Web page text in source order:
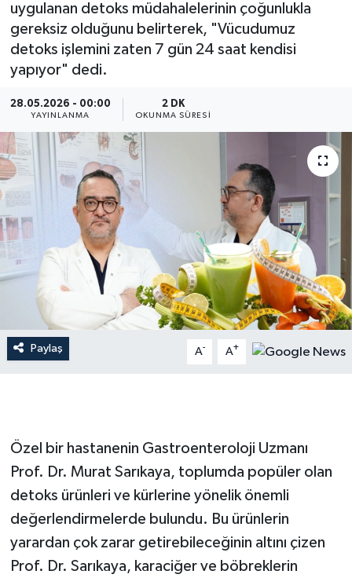
uygulanan detoks müdahalelerinin çoğunlukla
gereksiz olduğunu belirterek, "Vücudumuz
detoks işlemini zaten 7 gün 24 saat kendisi
yapıyor" dedi.
28.05.2026 - 00:00
YAYINLANMA
2 DK
OKUNMA SÜRESI
Paylaş A- A+
Özel bir hastanenin Gastroenteroloji Uzmanı
Prof. Dr. Murat Sarıkaya, toplumda popüler olan
detoks ürünleri ve kürlerine yönelik önemli
değerlendirmelerde bulundu. Bu ürünlerin
yarardan çok zarar getirebileceğinin altını çizen
Prof. Dr. Sarıkaya, karaciğer ve böbreklerin
Spor
Dünya
Resmi Reklamlar
Haber Arşivi